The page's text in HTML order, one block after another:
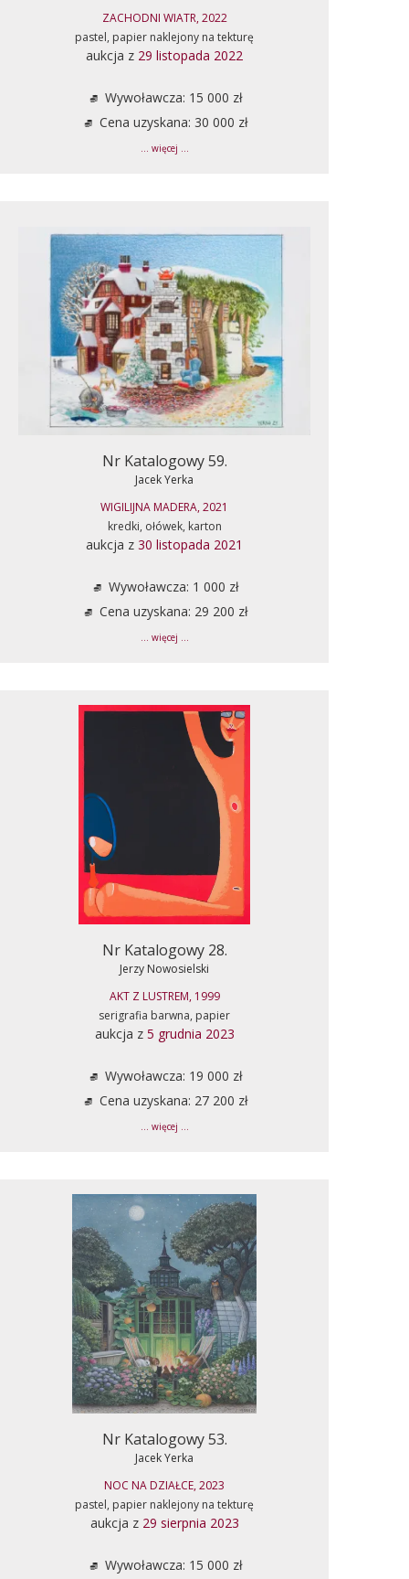
ZACHODNI WIATR, 2022
pastel, papier naklejony na tekturę
aukcja z 29 listopada 2022
Wywoławcza: 15 000 zł
Cena uzyskana: 30 000 zł
... więcej ...
Nr Katalogowy 59.
Jacek Yerka
WIGILIJNA MADERA, 2021
kredki, ołówek, karton
aukcja z 30 listopada 2021
Wywoławcza: 1 000 zł
Cena uzyskana: 29 200 zł
... więcej ...
Nr Katalogowy 28.
Jerzy Nowosielski
AKT Z LUSTREM, 1999
serigrafia barwna, papier
aukcja z 5 grudnia 2023
Wywoławcza: 19 000 zł
Cena uzyskana: 27 200 zł
... więcej ...
Nr Katalogowy 53.
Jacek Yerka
NOC NA DZIAŁCE, 2023
pastel, papier naklejony na tekturę
aukcja z 29 sierpnia 2023
Wywoławcza: 15 000 zł